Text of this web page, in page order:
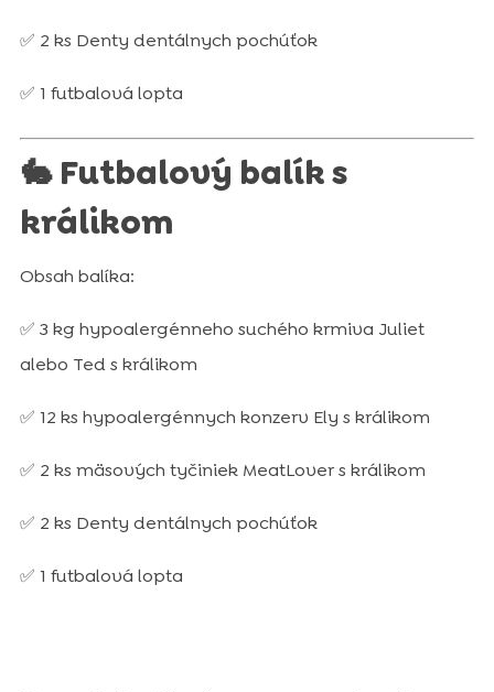
✅ 2 ks Denty dentálnych pochúťok
✅ 1 futbalová lopta
🐇 Futbalový balík s
králikom
Obsah balíka:
✅ 3 kg hypoalergénneho suchého krmiva Juliet
alebo Ted s králikom
✅ 12 ks hypoalergénnych konzerv Ely s králikom
✅ 2 ks mäsových tyčiniek MeatLover s králikom
✅ 2 ks Denty dentálnych pochúťok
✅ 1 futbalová lopta